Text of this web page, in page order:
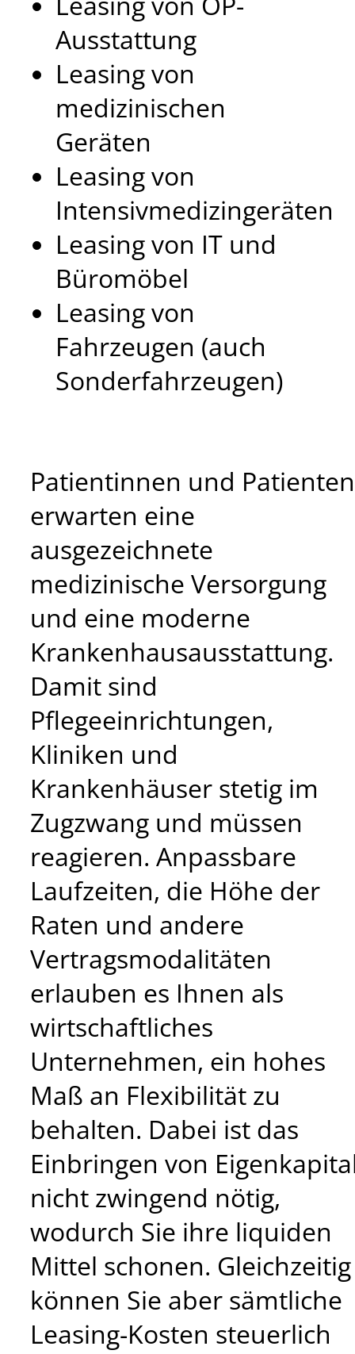
Ausstattung
Leasing von
medizinischen
Geräten
Leasing von
Intensivmedizingeräten
Leasing von IT und
Büromöbel
Leasing von
Fahrzeugen (auch
Sonderfahrzeugen)
Patientinnen und Patienten
erwarten eine
ausgezeichnete
medizinische Versorgung
und eine moderne
Krankenhausausstattung.
Damit sind
Pflegeeinrichtungen,
Kliniken und
Krankenhäuser stetig im
Zugzwang und müssen
reagieren. Anpassbare
Laufzeiten, die Höhe der
Raten und andere
Vertragsmodalitäten
erlauben es Ihnen als
wirtschaftliches
Unternehmen, ein hohes
Maß an Flexibilität zu
behalten. Dabei ist das
Einbringen von
nicht zwingend nötig,
wodurch Sie ihre liquiden
Mittel schonen. Gleichzeitig
können Sie aber sämtliche
Leasing-Kosten steuerlich